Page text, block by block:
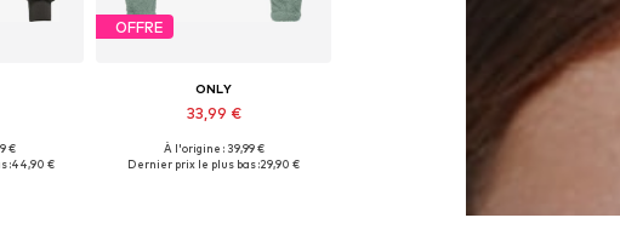
tailles
€
:44,90 €
OFFRE
ONLY
33,99 €
Disponible en plusieurs tailles
À l'origine : 39,99 €
Dernier prix le plus bas :29,90 €